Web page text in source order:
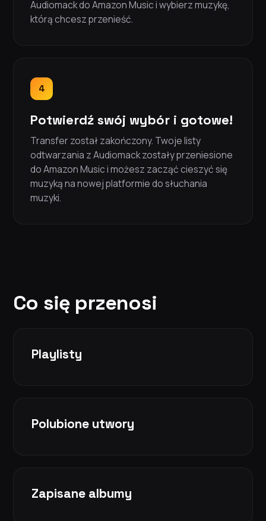
Audiomack do Amazon Music i wybierz muzykę,
którą chcesz przenieść.
4
Potwierdź swój wybór i gotowe!
Transfer został zakończony. Twoje listy
odtwarzania z Audiomack zostały przeniesione
do Amazon Music i możesz zacząć cieszyć się
muzyką na nowej platformie do słuchania
muzyki.
Co się przenosi
Playlisty
Polubione utwory
Zapisane albumy